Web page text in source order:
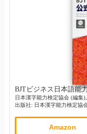
BJTビジネス日本語能
日本漢字能力検定協会 (編集
出版社: 日本漢字能力検定協
Amazon